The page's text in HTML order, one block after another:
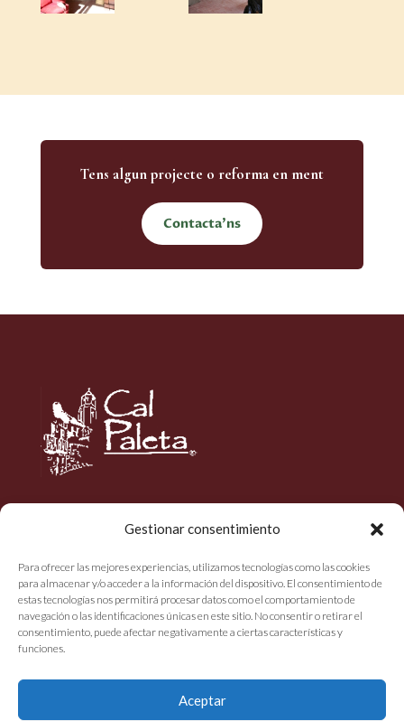
Gestionar consentimiento
Para ofrecer las mejores experiencias, utilizamos tecnologías como las cookies
para almacenar y/o acceder a la información del dispositivo. El consentimiento de
estas tecnologías nos permitirá procesar datos como el comportamiento de
navegación o las identificaciones únicas en este sitio. No consentir o retirar el
consentimiento, puede afectar negativamente a ciertas características y
funciones.
Aceptar
Tens algun projecte o reforma en ment
Contacta'ns
Política de cookies